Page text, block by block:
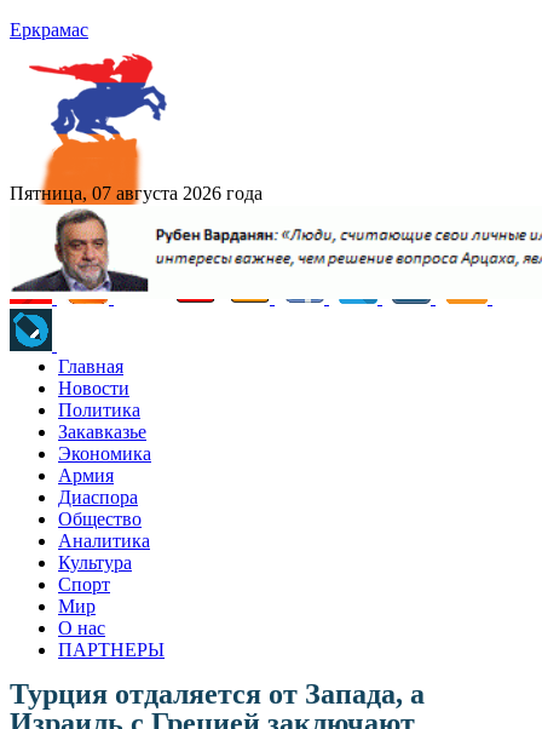
Еркрамас
Пятница, 07 августа 2026 года
Главная
Новости
Политика
Закавказье
Экономика
Армия
Диаспора
Общество
Аналитика
Культура
Спорт
Мир
О нас
ПАРТНЕРЫ
Турция отдаляется от Запада, а